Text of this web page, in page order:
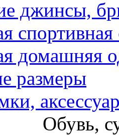
джинсы,
спортивная
домашняя
размеры
Обувь,